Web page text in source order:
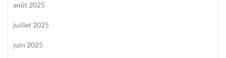
août 2025
juillet 2025
juin 2025